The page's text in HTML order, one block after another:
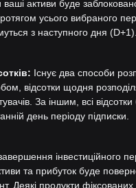
ваші активи буде
усього вибраного
з наступного дня (D+1).
Існує два способи
відсотки щодня
За іншим, всі
день періоду підписки.
інвестиційного
та прибуток буде
Деякі продукти